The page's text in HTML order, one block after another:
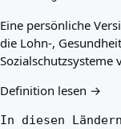
Eine persönliche
die Lohn-,
Sozialschutzsysteme
Definition lesen →
In diesen